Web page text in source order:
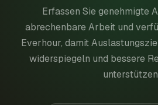
Erfassen Sie genehmigte
abrechenbare Arbeit und
Everhour, damit
widerspiegeln und bessere